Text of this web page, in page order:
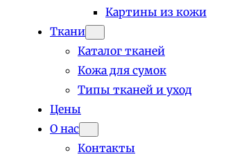
Картины из кожи
Ткани
Каталог тканей
Кожа для сумок
Типы тканей и уход
Цены
О нас
Контакты